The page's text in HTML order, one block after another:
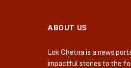
ABOUT US
Lok Chetna is a news
impactful stories to the